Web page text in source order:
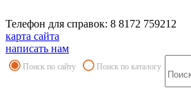
Телефон для справок: 8 8172 759212
карта сайта
написать нам
Поиск по сайту Поиск по каталогу